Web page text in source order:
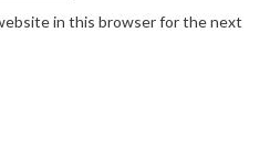
in this browser for the next